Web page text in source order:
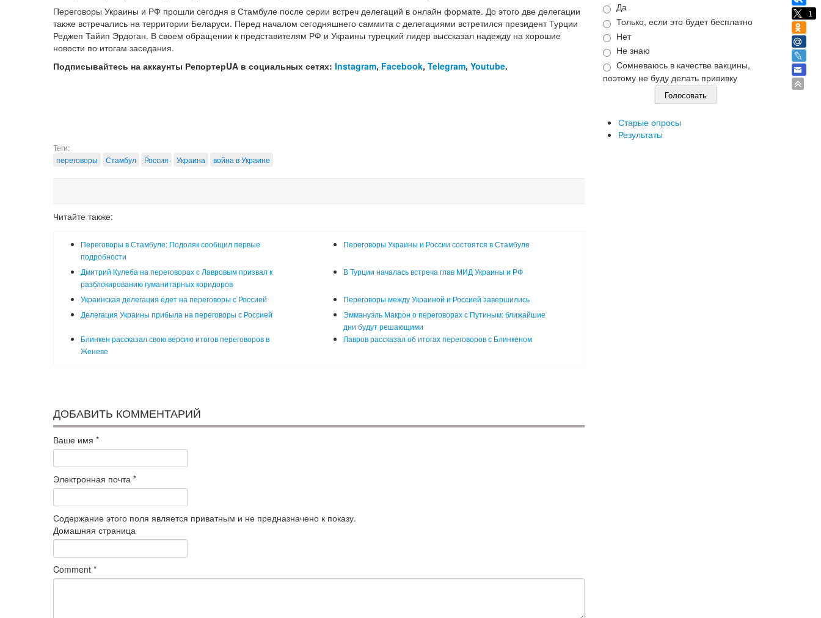
Переговоры Украины и РФ прошли сегодня в Стамбуле после серии встреч делегаций в онлайн формате. До этого две делегации
также встречались на территории Беларуси. Перед началом сегодняшнего саммита с делегациями встретился президент Турции
Реджеп Тайип Эрдоган. В своем обращении к представителям РФ и Украины турецкий лидер выссказал надежду на хорошие
новости по итогам заседания.
Подписывайтесь на аккаунты РепортерUA в социальных сетях: Instagram, Facebook, Telegram, Youtube.
Теги:
переговоры
Стамбул Россия Украина война в Украине
Читайте также:
Переговоры в Стамбуле: Подоляк сообщил первые
подробности
Переговоры Украины и России состоятся в Стамбуле
Дмитрий Кулеба на переговорах с Лавровым призвал к
разблокированию гуманитарных коридоров
В Турции началась встреча глав МИД Украины и РФ
Украинская делегация едет на переговоры с Россией
Переговоры между Украиной и Россией завершились
Делегация Украины прибыла на переговоры с Россией
Эммануэль Макрон о переговорах с Путиным: ближайшие
дни будут решающими
Блинкен рассказал свою версию итогов переговоров в
Женеве
Лавров рассказал об итогах переговоров с Блинкеном
ДОБАВИТЬ КОММЕНТАРИЙ
Ваше имя *
Электронная почта *
Содержание этого поля является приватным и не предназначено к показу.
Домашняя страница
Comment *
Варианты
Да
Только, если это будет бесплатно
Нет
Не знаю
Сомневаюсь в качестве вакцины,
поэтому не буду делать прививку
Старые опросы
Результаты
1